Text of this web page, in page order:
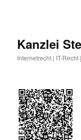
Kanzlei
Internetrecht | IT-